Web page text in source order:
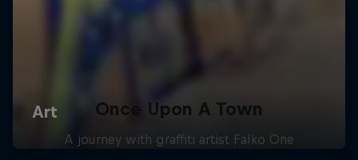
Once Upon A Town
A journey with graffiti artist Falko One